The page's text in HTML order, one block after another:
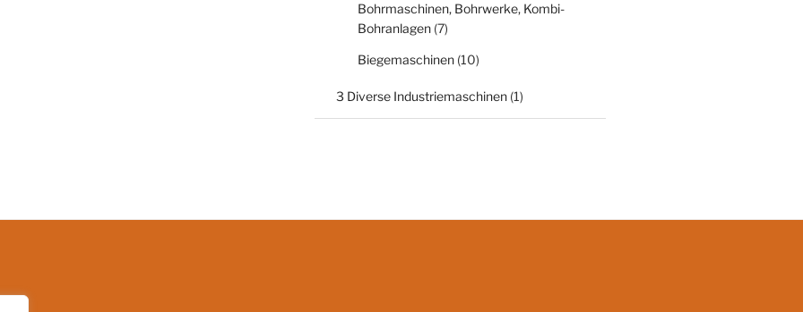
Bohrmaschinen, Bohrwerke, Kombi-
Bohranlagen(7)
Biegemaschinen(10)
3 Diverse Industriemaschinen(1)